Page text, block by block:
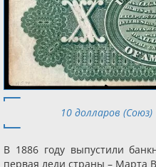
10 долларов (Союз)
В 1886 году выпустили
первая леди страны – Марта